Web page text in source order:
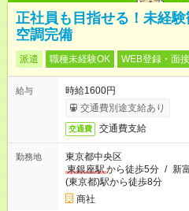
正社員も目指せる！未経
空調完備
派遣 職種未経験OK WEB登録・面
給与
時給1600円
交通費別途支給あり
交通費 交通費支給
勤務地
東京都中央区
東銀座駅から徒歩5分 / 新
(東京都)駅から徒歩8分
商社